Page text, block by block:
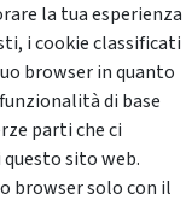
la tua esperienza
i cookie classificati
browser in quanto
di base
parti che ci
sito web.
browser solo con il